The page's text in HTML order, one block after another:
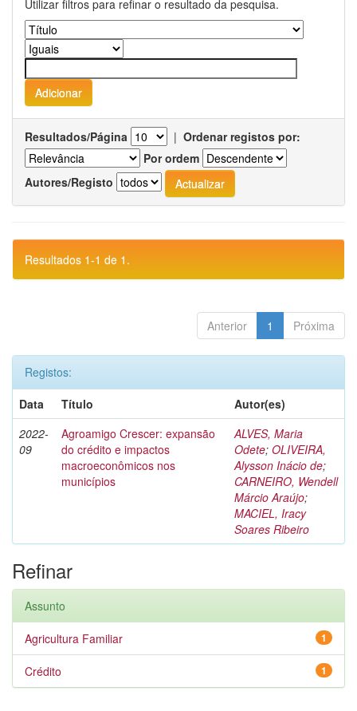
Utilizar filtros para refinar o resultado da pesquisa.
Resultados/Página | Ordenar registos por:
Por ordem
Autores/Registo
Resultados 1-1 de 1.
Anterior 1 Próxima
Registos:
Data
Título
Autor(es)
2022-
09
Agroamigo Crescer: expansão
do crédito e impactos
macroeconômicos nos
municípios
ALVES, Maria
Odete; OLIVEIRA,
Alysson Inácio de;
CARNEIRO, Wendell
Márcio Araújo;
MACIEL, Iracy
Soares Ribeiro
Refinar
Assunto
1
Agricultura Familiar
1
Crédito